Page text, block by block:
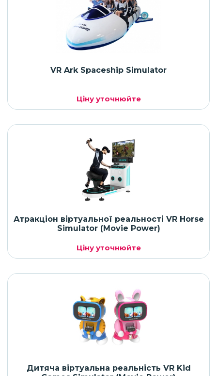
VR Ark Spaceship Simulator
Ціну уточнюйте
Атракціон віртуальної реальності VR Horse
Simulator (Movie Power)
Ціну уточнюйте
Дитяча віртуальна реальність VR Kid